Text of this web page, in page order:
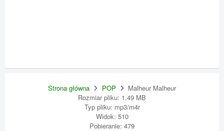
Strona główna POP
Malheur Malheur
Rozmiar pliku: 1.49 MB
Typ pliku: mp3/m4r
Widok: 510
Pobieranie: 479